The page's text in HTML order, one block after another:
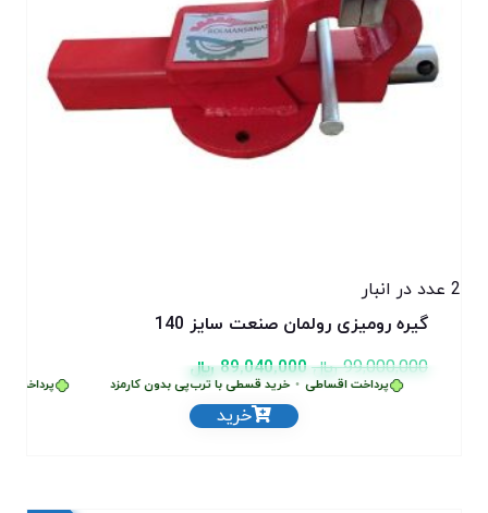
2 عدد در انبار
گیره رومیزی رولمان صنعت سایز 140
99,000,000 ﷼89,040,000 ﷼
پرداخت اقساطی خرید قسطی با ترب‌پی بدون کارمزد پرداخت
خرید